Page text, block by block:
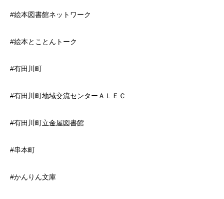
#絵本図書館ネットワーク
#絵本とことんトーク
#有田川町
#有田川町地域交流センターＡＬＥＣ
#有田川町立金屋図書館
#串本町
#かんりん文庫